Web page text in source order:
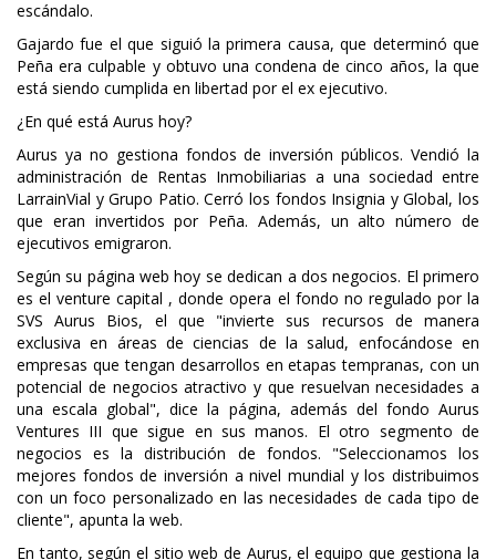
escándalo.
Gajardo fue el que siguió la primera causa, que determinó que
Peña era culpable y obtuvo una condena de cinco años, la que
está siendo cumplida en libertad por el ex ejecutivo.
¿En qué está Aurus hoy?
Aurus ya no gestiona fondos de inversión públicos. Vendió la
administración de Rentas Inmobiliarias a una sociedad entre
LarrainVial y Grupo Patio. Cerró los fondos Insignia y Global, los
que eran invertidos por Peña. Además, un alto número de
ejecutivos emigraron.
Según su página web hoy se dedican a dos negocios. El primero
es el venture capital , donde opera el fondo no regulado por la
SVS Aurus Bios, el que "invierte sus recursos de manera
exclusiva en áreas de ciencias de la salud, enfocándose en
empresas que tengan desarrollos en etapas tempranas, con un
potencial de negocios atractivo y que resuelvan necesidades a
una escala global", dice la página, además del fondo Aurus
Ventures III que sigue en sus manos. El otro segmento de
negocios es la distribución de fondos. "Seleccionamos los
mejores fondos de inversión a nivel mundial y los distribuimos
con un foco personalizado en las necesidades de cada tipo de
cliente", apunta la web.
En tanto, según el sitio web de Aurus, el equipo que gestiona la